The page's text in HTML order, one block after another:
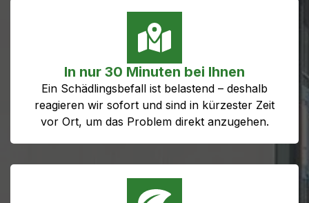
In nur 30 Minuten bei Ihnen
Ein Schädlingsbefall ist belastend – deshalb
reagieren wir sofort und sind in kürzester Zeit
vor Ort, um das Problem direkt anzugehen.